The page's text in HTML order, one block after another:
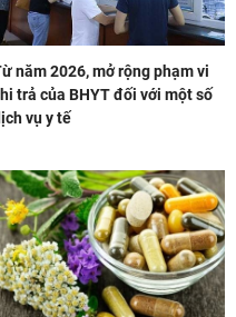
năm 2026, mở rộng phạm vi
trả của BHYT đối với một số
vụ y tế